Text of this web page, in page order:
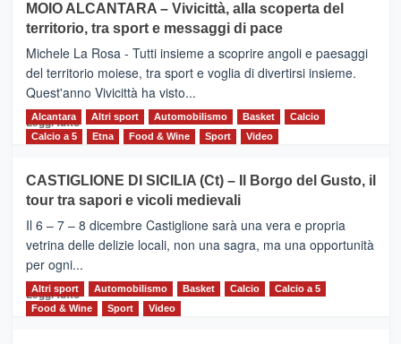
Torna
la
Supermaratona
dell’Etna
MOIO ALCANTARA – Vivicittà, alla scoperta del
territorio, tra sport e messaggi di pace
Michele La Rosa - Tutti insieme a scoprire angoli e paesaggi
del territorio moiese, tra sport e voglia di divertirsi insieme.
Quest'anno Vivicittà ha visto...
Leggi tutto Leggi
MOIO
ALCANTARA
–
Vivicittà,
alla
scoperta
del
territorio,
Alcantara Altri sport Automobilismo Basket
Calcio
Calcio a 5
Etna Food & Wine Sport Video
CASTIGLIONE DI SICILIA (Ct) – Il Borgo del Gusto, il
tour tra sapori e vicoli medievali
Il 6 – 7 – 8 dicembre Castiglione sarà una vera e propria
vetrina delle delizie locali, non una sagra, ma una opportunità
per ogni...
Leggi tuttoLeggi
di
Altri sport Automobilismo Basket Calcio
Calcio a 5
Food & Wine
Sport Video